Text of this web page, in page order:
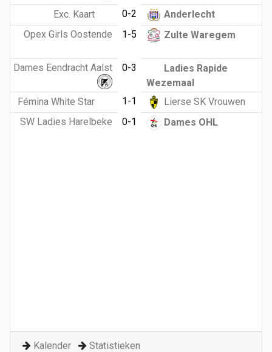
Exc. Kaart
0-2
Anderlecht
Opex Girls Oostende
1-5 Zulte Waregem
Dames Eendracht Aalst 0-3
Ladies Rapide
Wezemaal
Fémina White Star
1-1
Lierse SK Vrouwen
SW Ladies Harelbeke
0-1 Dames OHL
Kalender Statistieken